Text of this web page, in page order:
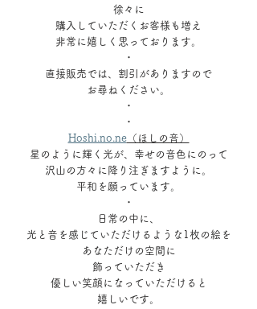
徐々に
購入していただくお客様も増え
非常に嬉しく思っております。
・
直接販売では、割引がありますので
お尋ねください。
・
・
Hoshi.no.ne（ほしの音）
星のように輝く光が、幸せの音色にのって
沢山の方々に降り注ぎますように。
平和を願っています。
・
日常の中に、
光と音を感じていただけるような1枚の絵を
あなただけの空間に
飾っていただき
優しい笑顔になっていただけると
嬉しいです。